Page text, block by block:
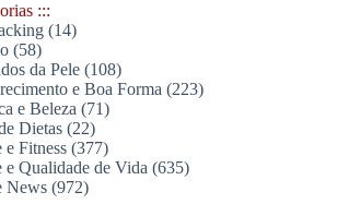
:::
(14)
(58)
da Pele(108)
e Boa Forma (223)
e Beleza (71)
Dietas(22)
e Fitness(377)
e Qualidade de Vida (635)
News(972)